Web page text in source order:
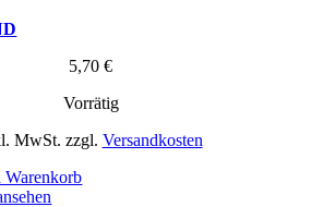
5,70 €
Vorrätig
MwSt. zzgl. Versandkosten
Warenkorb